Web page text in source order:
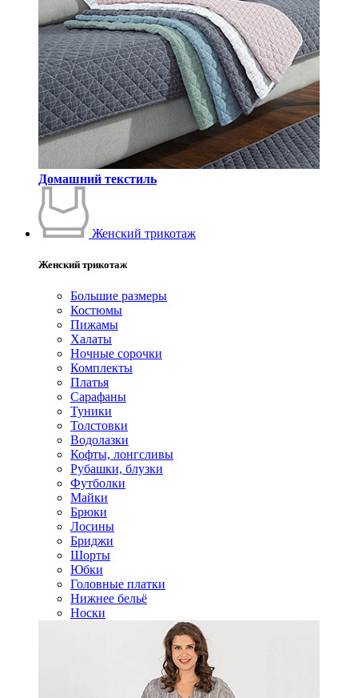
Домашний текстиль
Женский трикотаж
Женский трикотаж
Большие размеры
Костюмы
Пижамы
Халаты
Ночные сорочки
Комплекты
Платья
Сарафаны
Туники
Толстовки
Водолазки
Кофты, лонгсливы
Рубашки, блузки
Футболки
Майки
Брюки
Лосины
Бриджи
Шорты
Юбки
Головные платки
Нижнее бельё
Носки